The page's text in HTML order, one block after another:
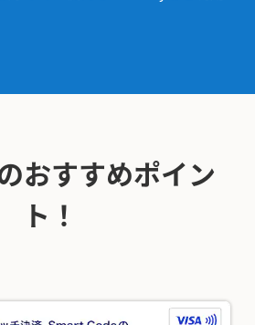
V
i
おすすめポイン
ト！